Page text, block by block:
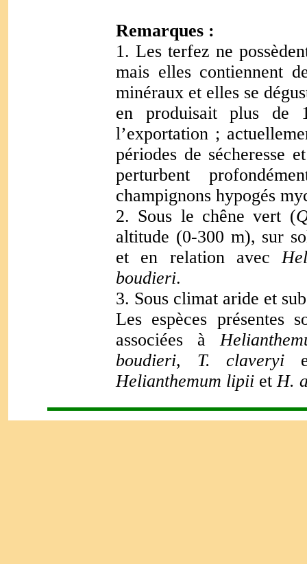
Remarques :
1. Les terfez ne
mais elles contiennent
minéraux et elles se
en produisait plus de
l’exportation ;
périodes de sécheresse
perturbent
champignons hypogés
2. Sous le chêne vert (
altitude (0-300 m), sur
et en relation avec
boudieri.
3. Sous climat aride et
Les espèces présentes
associées à
boudieri, T. claveryi
Helianthemum lipii etH.